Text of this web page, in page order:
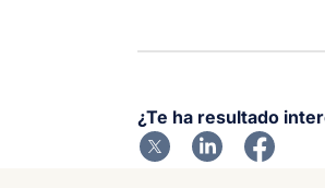
¿Te ha resultado